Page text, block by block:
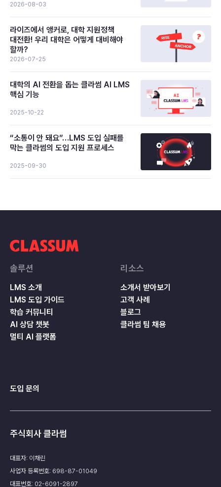
2026-08-03
라이즈에서 앵커로, 대학 지원정책
대전환! 우리 대학은 어떻게 대비해야
할까?
2026-07-25
대학의 AI 전환을 돕는 클라썸 AI LMS
핵심 기능
2025-10-22
“소통이 안 돼요”…LMS 도입 실패를
막는 클라썸의 도입 지원 프로세스
2025-09-30
솔루션
LMS 소개
LMS 도입 가이드
학습 커뮤니티
AI 상담 챗봇
멀티 AI 플랫폼
리소스
소개서 받아보기
고객 사례
블로그
클라썸 팀 채용
도입 문의
주식회사 클라썸
대표자: 이채린
사업자 등록번호: 698-87-01049
대표번호: 02-6091-2897